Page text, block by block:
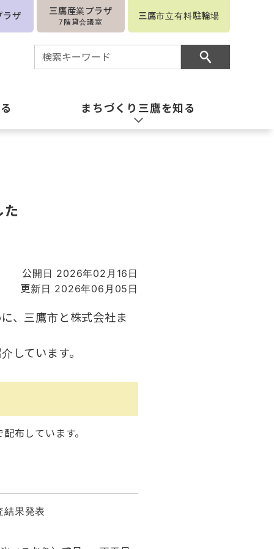
ラザ 三鷹産業プラザ
7階貸会議室
三鷹市立有料駐輪場
まちづくり三鷹を知る
た
公開日 2026年02月16日
更新日 2026年06月05日
、三鷹市と株式会社ま
しています。
布しています。
結果発表